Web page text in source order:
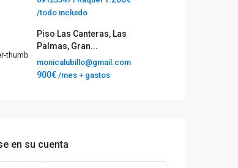
/todo incluido
Piso Las Canteras, Las
Palmas, Gran...
monicalubillo@gmail.com
900€ /mes + gastos
en su cuenta